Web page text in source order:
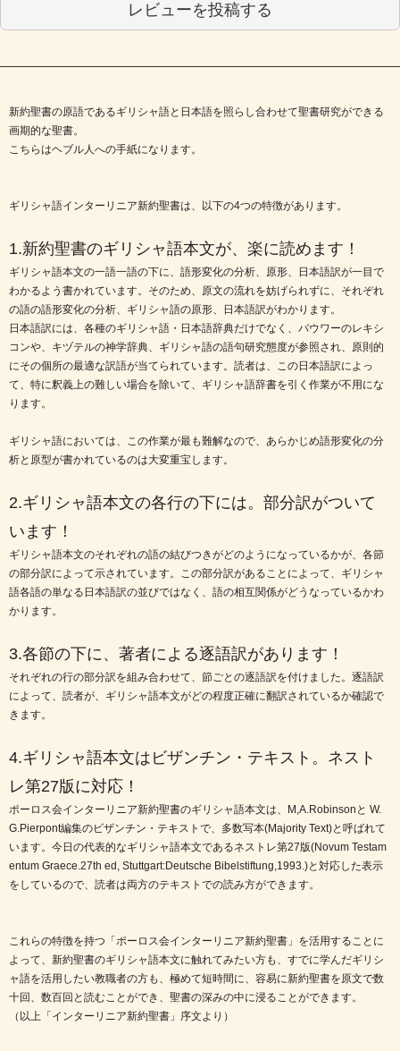
レビューを投稿する
新約聖書の原語であるギリシャ語と日本語を照らし合わせて聖書研究ができる
画期的な聖書。
こちらはヘブル人への手紙になります。
ギリシャ語インターリニア新約聖書は、以下の4つの特徴があります。
1.新約聖書のギリシャ語本文が、楽に読めます！
ギリシャ語本文の一語一語の下に、語形変化の分析、原形、日本語訳が一目で
わかるよう書かれています。そのため、原文の流れを妨げられずに、それぞれ
の語の語形変化の分析、ギリシャ語の原形、日本語訳がわかります。
日本語訳には、各種のギリシャ語・日本語辞典だけでなく、バウワーのレキシ
コンや、キヅテルの神学辞典、ギリシャ語の語句研究態度が参照され、原則的
にその個所の最適な訳語が当てられています。読者は、この日本語訳によっ
て、特に釈義上の難しい場合を除いて、ギリシャ語辞書を引く作業が不用にな
ります。
ギリシャ語においては、この作業が最も難解なので、あらかじめ語形変化の分
析と原型が書かれているのは大変重宝します。
2.ギリシャ語本文の各行の下には。部分訳がついて
います！
ギリシャ語本文のそれぞれの語の結びつきがどのようになっているかが、各節
の部分訳によって示されています。この部分訳があることによって、ギリシャ
語各語の単なる日本語訳の並びではなく、語の相互関係がどうなっているかわ
かります。
3.各節の下に、著者による逐語訳があります！
それぞれの行の部分訳を組み合わせて、節ごとの逐語訳を付けました。逐語訳
によって、読者が、ギリシャ語本文がどの程度正確に翻訳されているか確認で
きます。
4.ギリシャ語本文はビザンチン・テキスト。ネスト
レ第27版に対応！
ポーロス会インターリニア新約聖書のギリシャ語本文は、M,A.Robinsonと W.
G.Pierpont編集のビザンチン・テキストで、多数写本(Majority Text)と呼ばれて
います。今日の代表的なギリシャ語本文であるネストレ第27版(Novum Testam
entum Graece.27th ed, Stuttgart:Deutsche Bibelstiftung,1993.)と対応した表示
をしているので、読者は両方のテキストでの読み方ができます。
これらの特徴を持つ「ポーロス会インターリニア新約聖書」を活用することに
よって、新約聖書のギリシャ語本文に触れてみたい方も、すでに学んだギリシ
ャ語を活用したい教職者の方も、極めて短時間に、容易に新約聖書を原文で数
十回、数百回と読むことができ、聖書の深みの中に浸ることができます。
（以上「インターリニア新約聖書」序文より）